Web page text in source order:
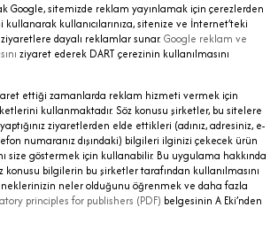
Google, sitemizde reklam yayınlamak için çerezlerden
kullanarak kullanıcılarınıza, sitenize ve İnternet’teki
dayalı reklamlar sunar. Google reklam ve
ziyaret ederek DART çerezinin kullanılmasını
ettiği zamanlarda reklam hizmeti vermek için
kullanmaktadır. Söz konusu şirketler, bu sitelere
ziyaretlerden elde ettikleri (adınız, adresiniz, e-
numaranız dışındaki) bilgileri ilginizi çekecek ürün
size göstermek için kullanabilir. Bu uygulama hakkında
konusu bilgilerin bu şirketler tarafından kullanılmasını
neler olduğunu öğrenmek ve daha fazla
principles for publishers (PDF) belgesinin A Eki’nden